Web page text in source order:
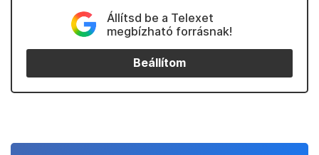
Állítsd be a Telexet
megbízható forrásnak!
Beállítom